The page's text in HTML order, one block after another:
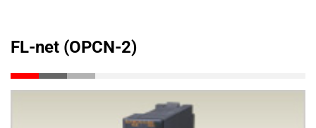
FL-net (OPCN-2)